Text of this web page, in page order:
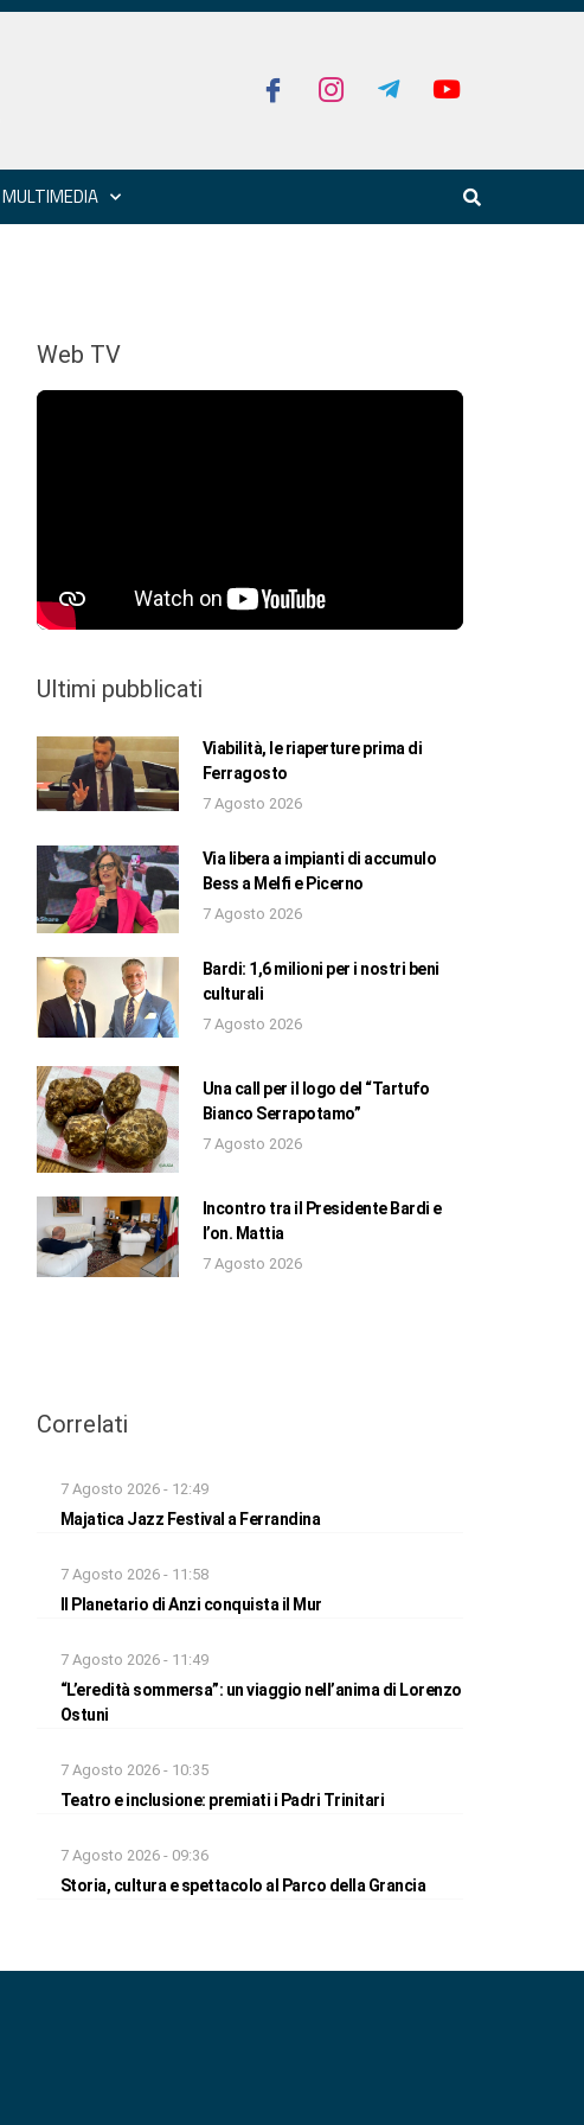
MULTIMEDIA
Web TV
Ultimi pubblicati
Viabilità, le riaperture prima di
Ferragosto
7 Agosto 2026
Via libera a impianti di accumulo
Bess a Melfi e Picerno
7 Agosto 2026
Bardi: 1,6 milioni per i nostri beni
culturali
7 Agosto 2026
Una call per il logo del “Tartufo
Bianco Serrapotamo”
7 Agosto 2026
Incontro tra il Presidente Bardi e
l’on. Mattia
7 Agosto 2026
Correlati
7 Agosto 2026 - 12:49
Majatica Jazz Festival a Ferrandina
7 Agosto 2026 - 11:58
Il Planetario di Anzi conquista il Mur
7 Agosto 2026 - 11:49
“L’eredità sommersa”: un viaggio nell’anima di Lorenzo
Ostuni
7 Agosto 2026 - 10:35
Teatro e inclusione: premiati i Padri Trinitari
7 Agosto 2026 - 09:36
Storia, cultura e spettacolo al Parco della Grancia